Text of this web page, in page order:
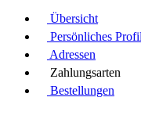
Übersicht
Persönliches Profil
Adressen
Zahlungsarten
Bestellungen